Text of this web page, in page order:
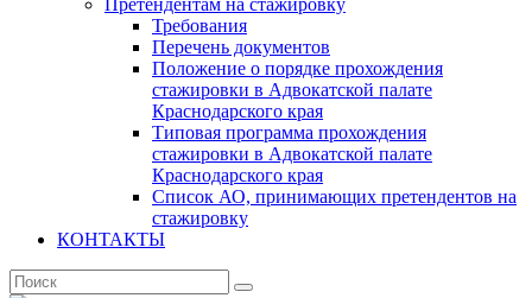
Претендентам на стажировку
Требования
Перечень документов
Положение о порядке прохождения
стажировки в Адвокатской палате
Краснодарского края
Типовая программа прохождения
стажировки в Адвокатской палате
Краснодарского края
Список АО, принимающих претендентов на
стажировку
КОНТАКТЫ